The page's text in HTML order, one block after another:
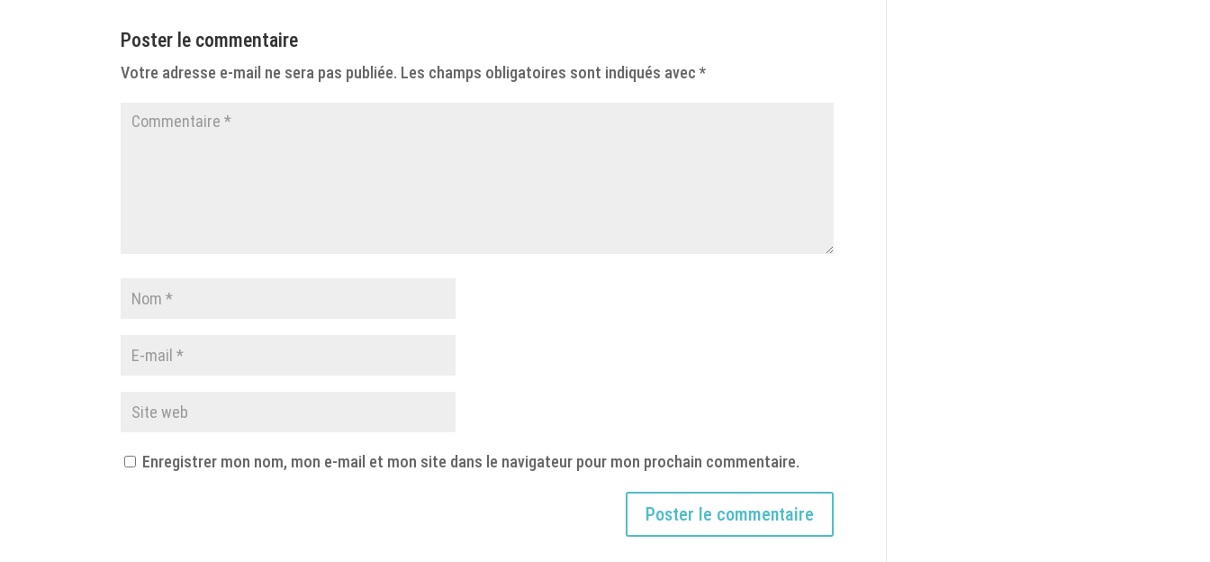
Poster le commentaire
Votre adresse e-mail ne sera pas publiée. Les champs obligatoires sont indiqués avec*
Enregistrer mon nom, mon e-mail et mon site dans le navigateur pour mon prochain commentaire.